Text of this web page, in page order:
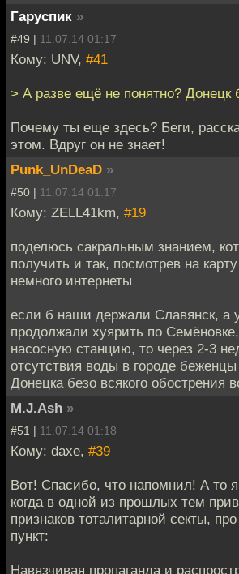
Гаруспик »
#49 | 11.07.14 01:17
Кому: UNV, #41
> А разве ещё не понятно? Донецк
Почему ты еще здесь? Беги,
этом. Вдруг он не знает!
Punk_UnDeaD »
#50 | 11.07.14 01:17
Кому: ZELL41km, #19
поделюсь сакральным знанием,
получить и так, посмотрев на
немного интернеты
если б наши держали Славянск, а
продолжали хуярить по
насосную станцию, то через 2-3
отсутствия воды в городе
Донецка безо всякого обострения
M.J.Ash »
#51 | 11.07.14 01:18
Кому: daxe, #39
Вот! Спасибо, что напомнил! А то
когда в одной из прошлых тем
признаков тоталитарной секты,
пункт:
Навязчивая пропаганда и